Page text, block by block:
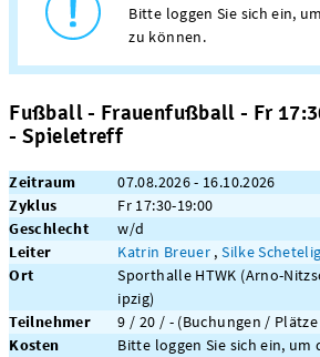
Bitte loggen Sie sich ein,
zu können.
Fußball - Frauenfußball - Fr
- Spieletreff
Zeitraum
07.08.2026 - 16.10.2026
Zyklus
Fr 17:30-19:00
Geschlecht
w/d
Leiter
Katrin Breuer ,Silke Schetelig
Ort
Sporthalle HTWK (Arno-
ipzig)
Teilnehmer
9 / 20 / - (Buchungen /
Kosten
Bitte loggen Sie sich ein, um